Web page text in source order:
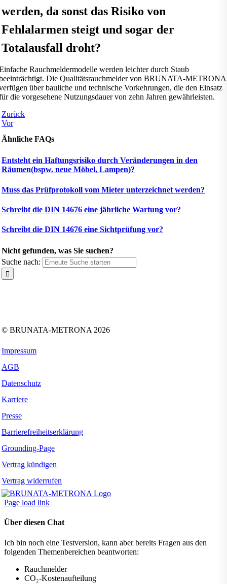
werden, da sonst das Risiko von
Fehlalarmen steigt und sogar der
Totalausfall droht?
Rauchmeldermodelle werden leichter durch Staub
Die Qualitätsrauchmelder von BRUNATA-METRONA
über bauliche und technische Vorkehrungen, die den Einsatz
die vorgesehene Nutzungsdauer von zehn Jahren gewährleisten.
Zurück
Vor
Ähnliche FAQs
Entsteht ein Haftungsrisiko durch Veränderungen in den
Räumen(bspw. neue Möbel, Lampen)?
Muss das Prüfprotokoll vom Mieter unterzeichnet werden?
Schreibt die DIN 14676 eine jährliche Wartung vor?
Schreibt die DIN 14676 eine Sichtprüfung vor?
Nicht gefunden, was Sie suchen?
Suche nach:
© BRUNATA-METRONA 2026
Impressum
AGB
Datenschutz
Karriere
Presse
Barrierefreiheitserklärung
Grounding-Page
Vertrag kündigen
Vertrag widerrufen
Page load link
Über diesen Chat
Ich bin noch eine Testversion, kann aber bereits Fragen aus den
folgenden Themenbereichen beantworten:
Rauchmelder
CO₂-Kostenaufteilung